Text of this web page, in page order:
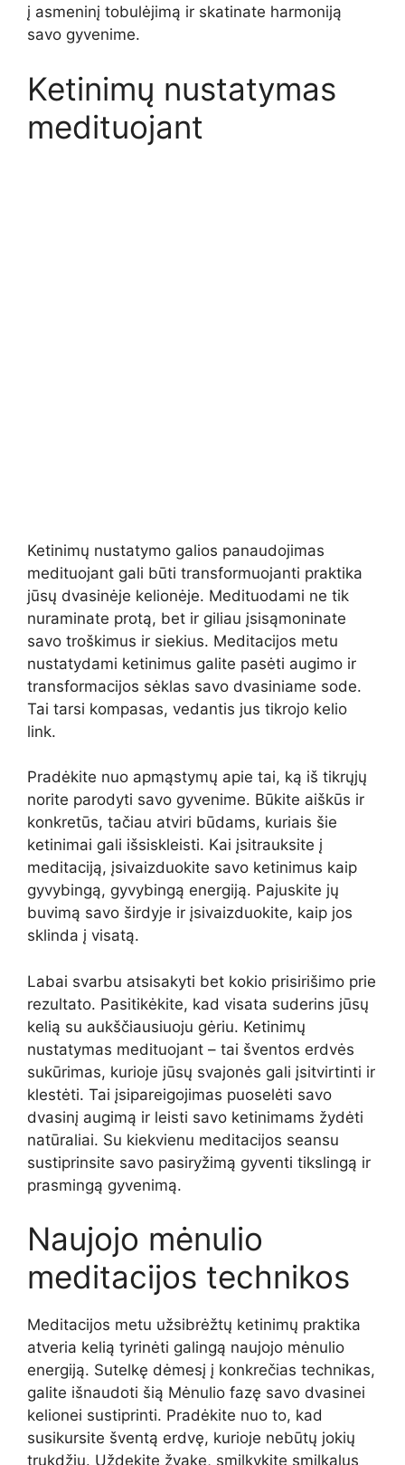
į asmeninį tobulėjimą ir skatinate harmoniją
savo gyvenime.
Ketinimų nustatymas
medituojant
Ketinimų nustatymo galios panaudojimas
medituojant gali būti transformuojanti praktika
jūsų dvasinėje kelionėje. Medituodami ne tik
nuraminate protą, bet ir giliau įsisąmoninate
savo troškimus ir siekius. Meditacijos metu
nustatydami ketinimus galite pasėti augimo ir
transformacijos sėklas savo dvasiniame sode.
Tai tarsi kompasas, vedantis jus tikrojo kelio
link.
Pradėkite nuo apmąstymų apie tai, ką iš tikrųjų
norite parodyti savo gyvenime. Būkite aiškūs ir
konkretūs, tačiau atviri būdams, kuriais šie
ketinimai gali išsiskleisti. Kai įsitrauksite į
meditaciją, įsivaizduokite savo ketinimus kaip
gyvybingą, gyvybingą energiją. Pajuskite jų
buvimą savo širdyje ir įsivaizduokite, kaip jos
sklinda į visatą.
Labai svarbu atsisakyti bet kokio prisirišimo prie
rezultato. Pasitikėkite, kad visata suderins jūsų
kelią su aukščiausiuoju gėriu. Ketinimų
nustatymas medituojant – tai šventos erdvės
sukūrimas, kurioje jūsų svajonės gali įsitvirtinti ir
klestėti. Tai įsipareigojimas puoselėti savo
dvasinį augimą ir leisti savo ketinimams žydėti
natūraliai. Su kiekvienu meditacijos seansu
sustiprinsite savo pasiryžimą gyventi tikslingą ir
prasmingą gyvenimą.
Naujojo mėnulio
meditacijos technikos
Meditacijos metu užsibrėžtų ketinimų praktika
atveria kelią tyrinėti galingą naujojo mėnulio
energiją. Sutelkę dėmesį į konkrečias technikas,
galite išnaudoti šią Mėnulio fazę savo dvasinei
kelionei sustiprinti. Pradėkite nuo to, kad
susikursite šventą erdvę, kurioje nebūtų jokių
trukdžių. Uždekite žvakę, smilkykite smilkalus